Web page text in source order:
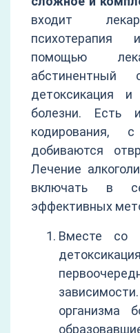
входит
помощью
абстинентный
детоксикация и
болезни. Есть
кодирования,
добиваются
Лечение
включать в
эффективных
Вместе со
организма